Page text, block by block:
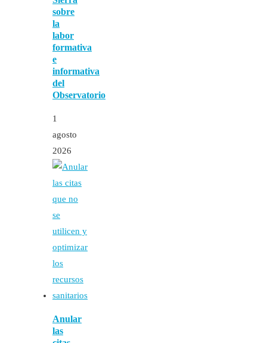
sobre
la
labor
formativa
e
informativa
del
Observatorio
1
agosto
2026
Anular
las